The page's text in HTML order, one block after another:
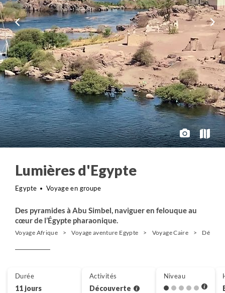
Lumières d'Egypte
Egypte Voyage en groupe
Des pyramides à Abu Simbel, naviguer en felouque au
cœur de l’Égypte pharaonique.
Voyage Afrique Voyage aventure Egypte Voyage Caire
Durée
11 jours
Activités
Découverte
Niveau